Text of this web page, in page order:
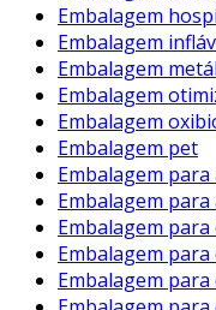
Alimentos e
papel é essencial
segurança e
embalagens de
vinho.
Cosméticos:
optam por
transmitir uma
sustentabilidade
Embalagem
Embalagem
Embalagem
Embalagem
Embalagem
Embalagem pet
Embalagem para
Embalagem
Embalagem
Embalagem
Embalagem